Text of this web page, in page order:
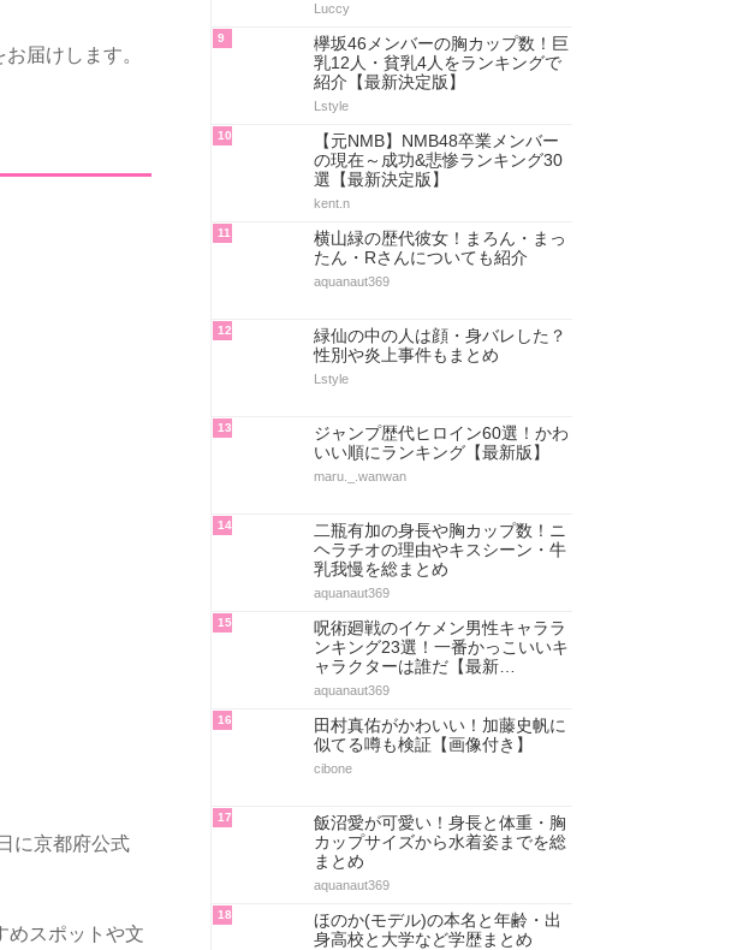
届けします。
に京都府公式
めスポットや文
Luccy
9
欅坂46メンバーの胸カップ数！巨
乳12人・貧乳4人をランキングで
紹介【最新決定版】
Lstyle
10
【元NMB】NMB48卒業メンバー
の現在～成功&悲惨ランキング30
選【最新決定版】
kent.n
11
横山緑の歴代彼女！まろん・まっ
たん・Rさんについても紹介
aquanaut369
12
緑仙の中の人は顔・身バレした？
性別や炎上事件もまとめ
Lstyle
13
ジャンプ歴代ヒロイン60選！かわ
いい順にランキング【最新版】
maru._.wanwan
14
二瓶有加の身長や胸カップ数！ニ
ヘラチオの理由やキスシーン・牛
乳我慢を総まとめ
aquanaut369
15
呪術廻戦のイケメン男性キャララ
ンキング23選！一番かっこいいキ
ャラクターは誰だ【最新…
aquanaut369
16
田村真佑がかわいい！加藤史帆に
似てる噂も検証【画像付き】
cibone
17
飯沼愛が可愛い！身長と体重・胸
カップサイズから水着姿までを総
まとめ
aquanaut369
18
ほのか(モデル)の本名と年齢・出
身高校と大学など学歴まとめ